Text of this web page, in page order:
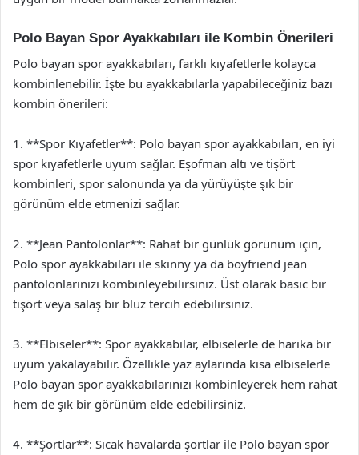
Polo Bayan Spor Ayakkabıları ile Kombin Önerileri
Polo bayan spor ayakkabıları, farklı kıyafetlerle kolayca
kombinlenebilir. İşte bu ayakkabılarla yapabileceğiniz bazı
kombin önerileri:
1. **Spor Kıyafetler**: Polo bayan spor ayakkabıları, en iyi
spor kıyafetlerle uyum sağlar. Eşofman altı ve tişört
kombinleri, spor salonunda ya da yürüyüşte şık bir
görünüm elde etmenizi sağlar.
2. **Jean Pantolonlar**: Rahat bir günlük görünüm için,
Polo spor ayakkabıları ile skinny ya da boyfriend jean
pantolonlarınızı kombinleyebilirsiniz. Üst olarak basic bir
tişört veya salaş bir bluz tercih edebilirsiniz.
3. **Elbiseler**: Spor ayakkabılar, elbiselerle de harika bir
uyum yakalayabilir. Özellikle yaz aylarında kısa elbiselerle
Polo bayan spor ayakkabılarınızı kombinleyerek hem rahat
hem de şık bir görünüm elde edebilirsiniz.
4. **Şortlar**: Sıcak havalarda şortlar ile Polo bayan spor